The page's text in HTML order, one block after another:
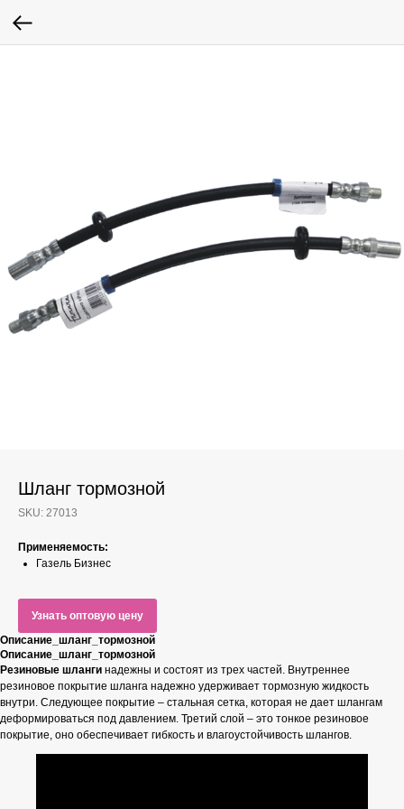
Шланг тормозной
SKU: 27013
Применяемость:
Газель Бизнес
Узнать оптовую цену
Описание_шланг_тормозной
Описание_шланг_тормозной
Резиновые шланги надежны и состоят из трех частей. Внутреннее
резиновое покрытие шланга надежно удерживает тормозную жидкость
внутри. Следующее покрытие – стальная сетка, которая не дает шлангам
деформироваться под давлением. Третий слой – это тонкое резиновое
покрытие, оно обеспечивает гибкость и влагоустойчивость шлангов.